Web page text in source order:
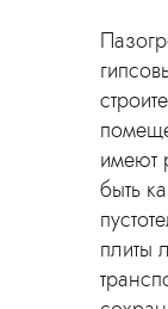
имеют
быть
плиты